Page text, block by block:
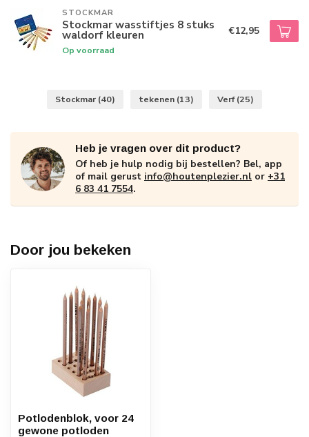
STOCKMAR
Stockmar wasstiftjes 8 stuks
waldorf kleuren
Op voorraad
€12,95
Stockmar (40) tekenen (13) Verf(25)
Heb je vragen over dit product?
Of heb je hulp nodig bij bestellen? Bel, app
of mail gerust info@houtenplezier.nl or +31
6 83 41 7554.
Door jou bekeken
Potlodenblok, voor 24
gewone potloden